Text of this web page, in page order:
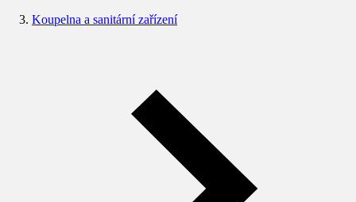
Koupelna a sanitární zařízení